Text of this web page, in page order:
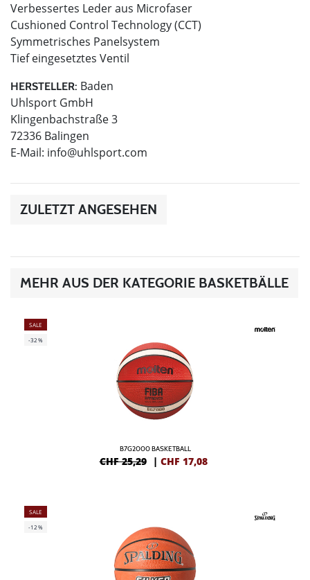
Verbessertes Leder aus Microfaser
Cushioned Control Technology (CCT)
Symmetrisches Panelsystem
Tief eingesetztes Ventil
HERSTELLER: Baden
Uhlsport GmbH
Klingenbachstraße 3
72336 Balingen
E-Mail: info@uhlsport.com
ZULETZT ANGESEHEN
MEHR AUS DER KATEGORIE BASKETBÄLLE
SALE
-32%
B7G2000 BASKETBALL
CHF 25,29 | CHF 17,08
SALE
-12%